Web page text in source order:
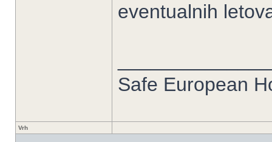
eventualnih
Safe European
Vrh